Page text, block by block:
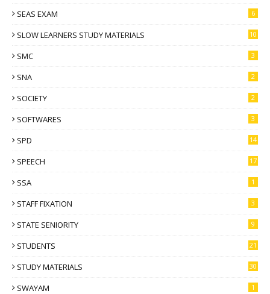
SEAS EXAM 6
SLOW LEARNERS STUDY MATERIALS 10
SMC 3
SNA 2
SOCIETY 2
SOFTWARES 3
SPD 14
SPEECH 17
SSA 1
STAFF FIXATION 3
STATE SENIORITY 9
STUDENTS 21
STUDY MATERIALS 30
SWAYAM 1